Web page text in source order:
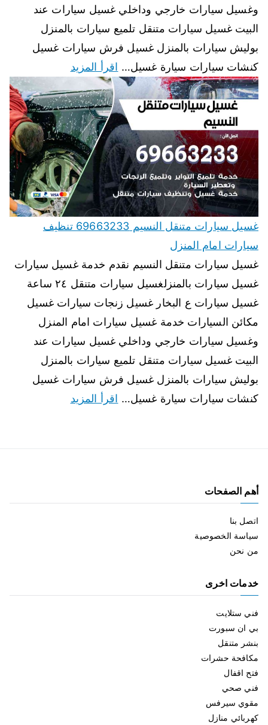
وغسيل سيارات خارجي وداخلي غسيل سيارات عند
البيت غسيل سيارات متنقل تلميع سيارات بالمنزل
بوليش سيارات بالمنزل غسيل فرش سيارات غسيل
كنشات سيارات سيارة غسيل… اقرأ المزيد
غسيل سيارات متنقل النسيم 69663233 تنظيف
سيارات امام المنزل
غسيل سيارات متنقل النسيم نقدم خدمة غسيل سيارات
غسيل سيارات بالمنزلغسيل سيارات متنقل ٢٤ ساعة
غسيل سيارات ع البخار غسيل زنجات سيارات غسيل
مكائن السيارات خدمة غسيل سيارات امام المنزل
وغسيل سيارات خارجي وداخلي غسيل سيارات عند
البيت غسيل سيارات متنقل تلميع سيارات بالمنزل
بوليش سيارات بالمنزل غسيل فرش سيارات غسيل
كنشات سيارات سيارة غسيل… اقرأ المزيد
أهم الصفحات
اتصل بنا
سياسة الخصوصية
من نحن
خدمات اخرى
فني ستلايت
بي ان سبورت
بنشر متنقل
مكافحة حشرات
فتح اقفال
فني صحي
مقوي سيرفس
كهربائي منازل